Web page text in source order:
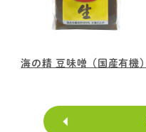
海の精 豆味噌（国産有機）